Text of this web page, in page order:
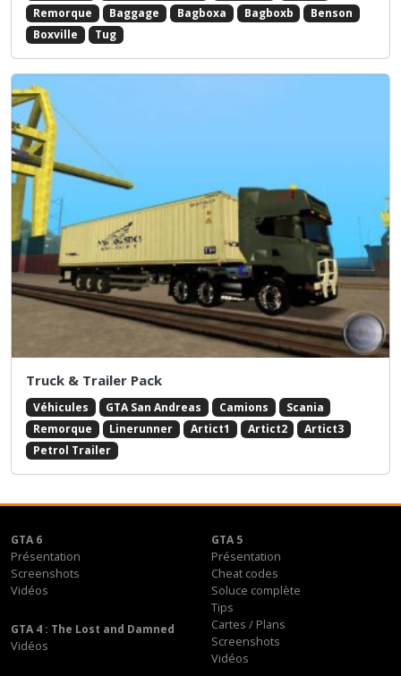
Remorque
Baggage Bagboxa Bagboxb
Benson
Boxville
Tug
Truck & Trailer Pack
Véhicules GTA San Andreas Camions
Scania
Remorque
Linerunner Artict1 Artict2
Artict3
Petrol Trailer
GTA 6
Présentation
Screenshots
Vidéos
GTA 5
Présentation
Cheat codes
Soluce complète
Tips
Cartes / Plans
Screenshots
Vidéos
GTA 4 : The Lost and Damned
Vidéos